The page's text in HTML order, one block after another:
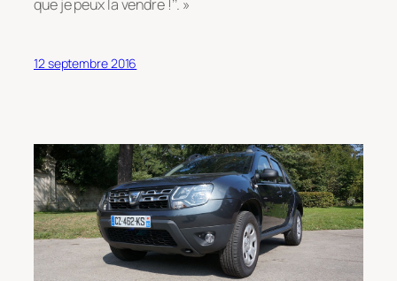
que je peux la vendre !’’. »
12 septembre 2016